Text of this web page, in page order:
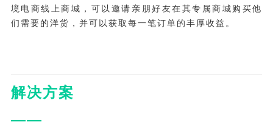
境电商线上商城，可以邀请亲朋好友在其专属商城购买他
们需要的洋货，并可以获取每一笔订单的丰厚收益。
解决方案
——